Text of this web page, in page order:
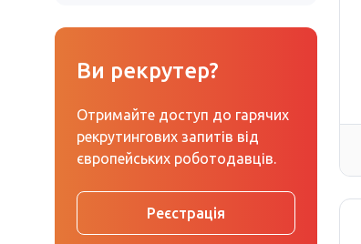
Ви рекрутер?
Отримайте доступ до гарячих
рекрутингових запитів від
європейських роботодавців.
Реєстрація